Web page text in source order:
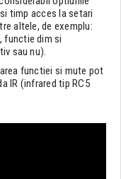
timp acces la setari
altele, de exemplu:
functie dim si
sau nu).
functiei si mute pot
IR (infrared tip RC5